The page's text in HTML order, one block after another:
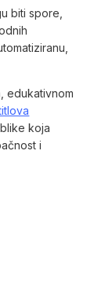
biti spore,
edukativnom
koja
i